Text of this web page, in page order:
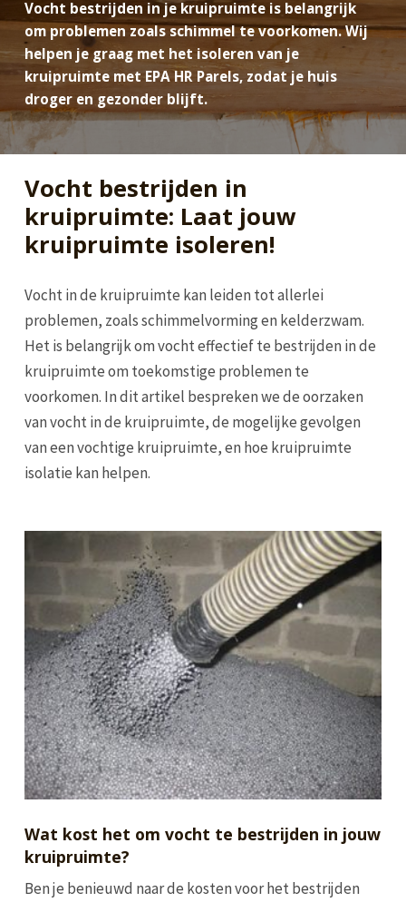
Vocht bestrijden in je kruipruimte is belangrijk
om problemen zoals schimmel te voorkomen. Wij
helpen je graag met het isoleren van je
kruipruimte met EPA HR Parels, zodat je huis
droger en gezonder blijft.
Vocht bestrijden in
kruipruimte: Laat jouw
kruipruimte isoleren!
Vocht in de kruipruimte kan leiden tot allerlei
problemen, zoals schimmelvorming en kelderzwam.
Het is belangrijk om vocht effectief te bestrijden in de
kruipruimte om toekomstige problemen te
voorkomen. In dit artikel bespreken we de oorzaken
van vocht in de kruipruimte, de mogelijke gevolgen
van een vochtige kruipruimte, en hoe kruipruimte
isolatie kan helpen.
Wat kost het om vocht te bestrijden in jouw
kruipruimte?
Ben je benieuwd naar de kosten voor het bestrijden